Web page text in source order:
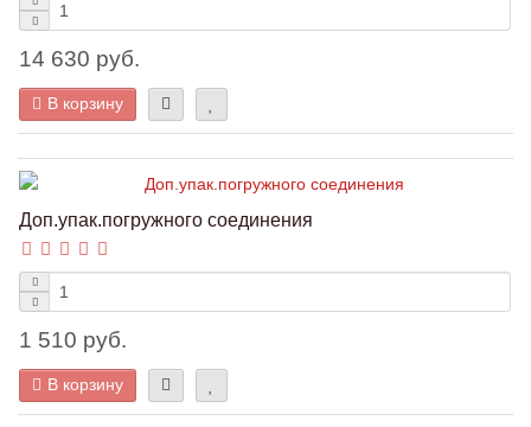
14 630 руб.
В корзину
Доп.упак.погружного соединения
1 510 руб.
В корзину